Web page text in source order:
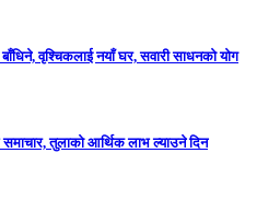
वृश्चिकलाई नयाँ घर, सवारी साधनकाे याेग
तुलाकाे आर्थिक लाभ ल्याउने दिन